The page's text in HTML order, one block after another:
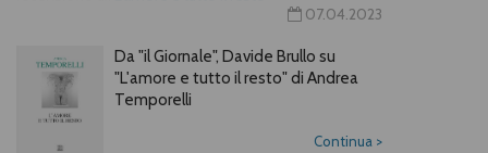
07.04.2023
Da "il Giornale", Davide Brullo su
"L'amore e tutto il resto" di Andrea
Temporelli
Continua >